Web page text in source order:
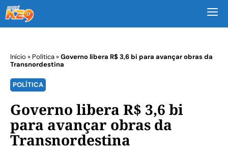
Início » Política»Governo libera R$ 3,6 bi para avançar obras da
Transnordestina
POLÍTICA
Governo libera R$ 3,6 bi
para avançar obras da
Transnordestina